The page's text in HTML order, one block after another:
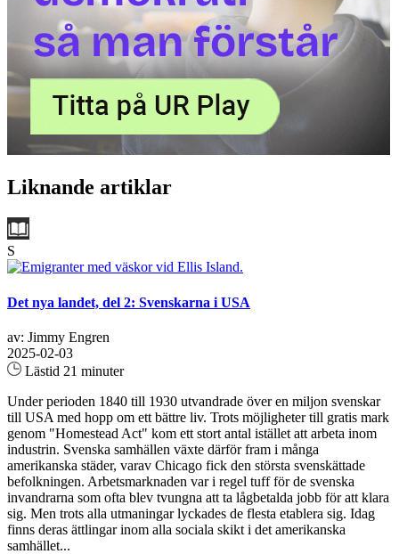
Liknande artiklar
S
Det nya landet, del 2: Svenskarna i USA
av: Jimmy Engren
2025-02-03
Lästid 21 minuter
Under perioden 1840 till 1930 utvandrade över en miljon svenskar
till USA med hopp om ett bättre liv. Trots möjligheter till gratis mark
genom "Homestead Act" kom ett stort antal istället att arbeta inom
industrin. Svenska samhällen växte därför fram i många
amerikanska städer, varav Chicago fick den största svenskättade
befolkningen. Arbetsmarknaden var i regel tuff för de svenska
invandrarna som ofta blev tvungna att ta lågbetalda jobb för att klara
sig. Men trots alla utmaningar lyckades de flesta etablera sig. Idag
finns deras ättlingar inom alla sociala skikt i det amerikanska
samhället...